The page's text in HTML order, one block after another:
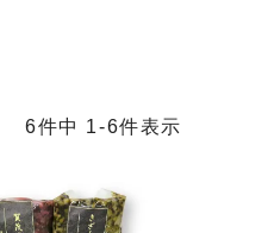
6件中 1-6件表示